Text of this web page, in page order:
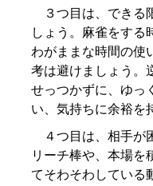
３つ目は、できる
しょう。麻雀をする
わがままな時間の使
考は避けましょう。
せっつかずに、ゆっ
い、気持ちに余裕を
４つ目は、相手が
リーチ棒や、本場を
てそわそわしている